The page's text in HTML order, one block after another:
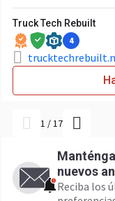
Truck Tech Rebuilt
4
1 /17
nuevos
Reciba los